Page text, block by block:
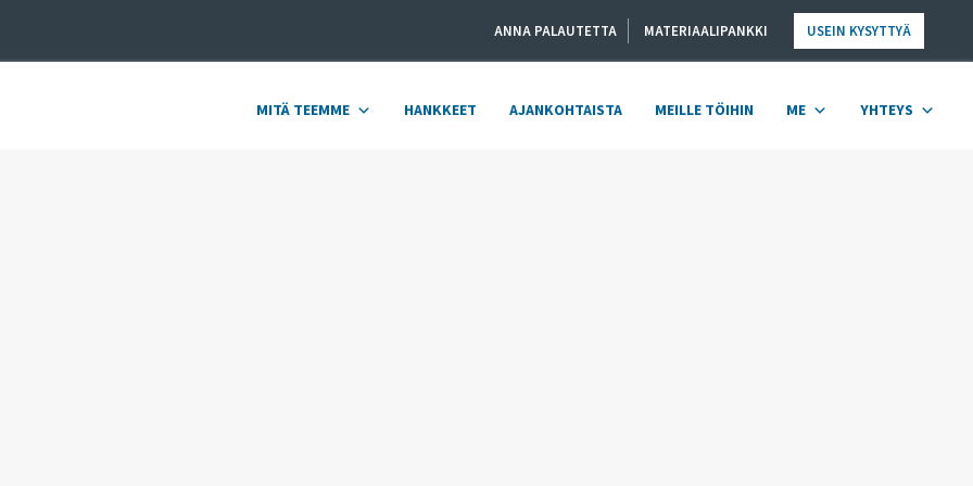
ANNA PALAUTETTA MATERIAALIPANKKI USEIN KYSYTTYÄ
MITÄ TEEMME HANKKEET AJANKOHTAISTA MEILLE TÖIHIN ME YHTEYS